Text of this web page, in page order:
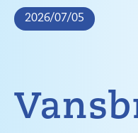
2026/07/05